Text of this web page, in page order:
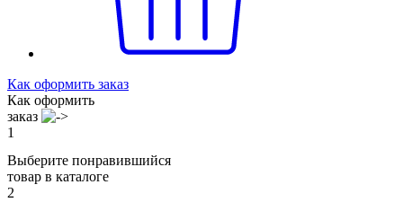
Как оформить заказ
Как оформить
заказ
1
Выберите понравившийся
товар в каталоге
2